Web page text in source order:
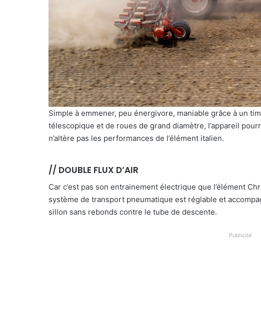
Simple à emmener, peu énergivore, maniable grâce à un
télescopique et de roues de grand diamètre, l’appareil
n’altère pas les performances de l’élément italien.
// DOUBLE FLUX D’AIR
Car c’est pas son entrainement électrique que l’élément
système de transport pneumatique est réglable et
sillon sans rebonds contre le tube de descente.
Publicité